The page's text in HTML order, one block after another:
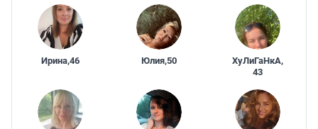
Ирина,46 Юлия,50 ХуЛиГаНкА,
43